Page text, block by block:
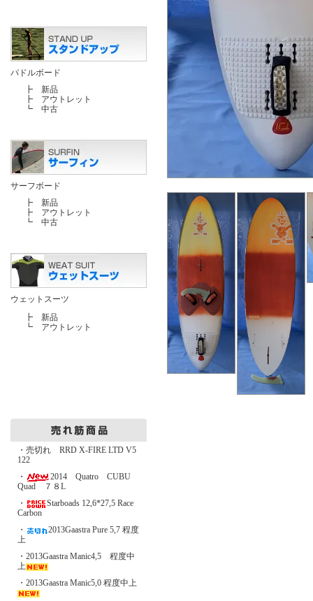
パドルボード
┣ 新品
┣ アウトレット
┗ 中古
サーフボード
┣ 新品
┣ アウトレット
┗ 中古
ウェットスーツ
┣ 新品
┗ アウトレット
・売切れ RRD X-FIRE LTD V5
122
・
2014 Quatro CUBU
Quad ７８L
・
Starboads 12,6*27,5 Race
Carbon
・
2013Gaastra Pure 5,7 程度
上
・2013Gaastra Manic4,5 程度中
上
・2013Gaastra Manic5,0 程度中上